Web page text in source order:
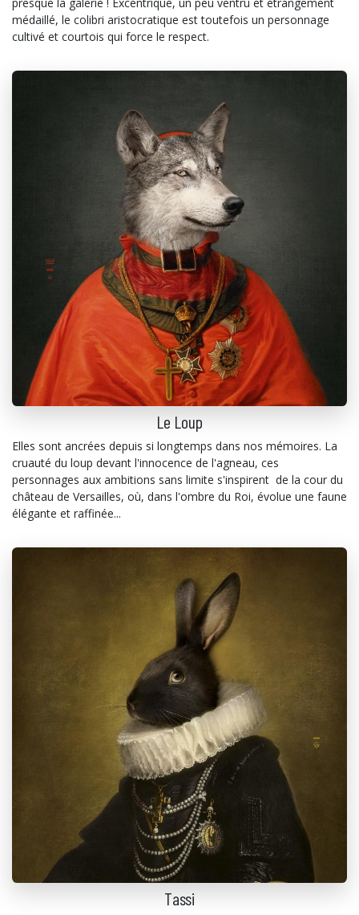
médaillé, le colibri aristocratique est toutefois un personnage
cultivé et courtois qui force le respect.
Le Loup
Elles sont ancrées depuis si longtemps dans nos mémoires. La
cruauté du loup devant l'innocence de l'agneau, ces
personnages aux ambitions sans limite s'inspirent de la cour du
château de Versailles, où, dans l'ombre du Roi, évolue une faune
élégante et raffinée...
Tassi